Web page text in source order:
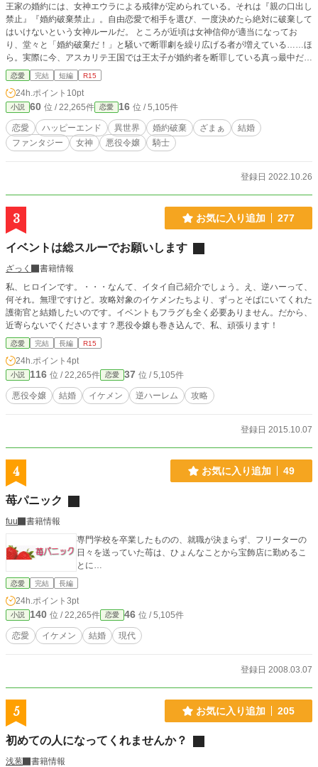
王家の婚約には、女神エウラによる戒律が定められている。それは『親の口出し
禁止』『婚約破棄禁止』。自由恋愛で相手を選び、一度決めたら絶対に破棄して
はいけないという女神ルールだ。 ところが近頃は女神信仰が適当になってお
り、堂々と「婚約破棄だ！」と騒いで断罪劇を繰り広げる者が増えている……ほ
ら。実際に今、アスカリテ王国では王太子が婚約者を断罪している真っ最中だ。
【侯爵令嬢を断罪した王太子の、残念すぎる末路のお話】
恋愛 完結 短編 R15
24h.ポイント 10pt
小説 60 位 / 22,265件 恋愛 16 位 / 5,105件
恋愛 ハッピーエンド 異世界 婚約破棄 ざまぁ
結婚
ファンタジー
女神 悪役令嬢 騎士
登録日 2022.10.26
3 お気に入り追加 277
イベントは総スルーでお願いします
ざっく
書籍情報
私、ヒロインです。・・・なんて、イタイ自己紹介でしょう。え、逆ハーって、
何それ。無理ですけど。攻略対象のイケメンたちより、ずっとそばにいてくれた
護衛官と結婚したいのです。イベントもフラグも全く必要ありません。だから、
近寄らないでくださいます？悪役令嬢も巻き込んで、私、頑張ります！
恋愛 完結 長編 R15
24h.ポイント 4pt
小説 116 位 / 22,265件 恋愛 37 位 / 5,105件
悪役令嬢 結婚 イケメン 逆ハーレム 攻略
登録日 2015.10.07
4 お気に入り追加 49
苺パニック
fuu
書籍情報
専門学校を卒業したものの、就職が決まらず、フリーターの
日々を送っていた苺は、ひょんなことから宝飾店に勤めるこ
とに…
恋愛 完結 長編
24h.ポイント 3pt
小説 140 位 / 22,265件 恋愛 46 位 / 5,105件
恋愛 イケメン 結婚 現代
登録日 2008.03.07
5 お気に入り追加 205
初めての人になってくれませんか？
浅葱
書籍情報